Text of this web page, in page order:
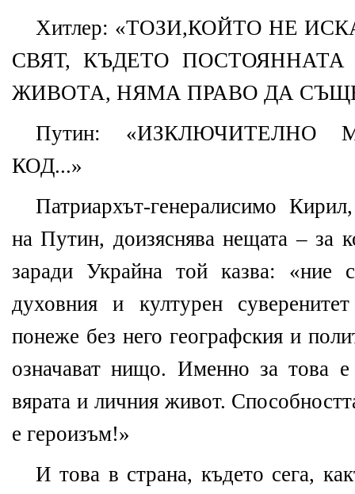
Хитлер: «ТОЗИ,КОЙТО НЕ
СВЯТ, КЪДЕТО
ЖИВОТА, НЯМА ПРАВО ДА
Путин: «ИЗКЛЮЧИТЕЛНО
КОД...»
Патриархът-генералисимо
на Путин, доизяснява нещата – за
заради Украйна той казва: «ние
духовния и културен
понеже без него географския и
означават нищо. Именно за това
вярата и личния живот.
е героизъм!»
И това в страна, където сега,